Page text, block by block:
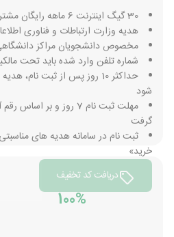
30 گیگ اینترنت 6 ماهه رایگان مشترکین همراه و ADSL
هدیه وزارت ارتباطات و فناوری
مخصوص دانشجویان مراکز
شماره تلفن وارد شده باید تحت
حداکثر 10 روز پس از ثبت
شود
مهلت ثبت نام 7 روز و
گرفت
ثبت نام در سامانه هدیه های
خرید»
دریافت کد تخفیف
100%